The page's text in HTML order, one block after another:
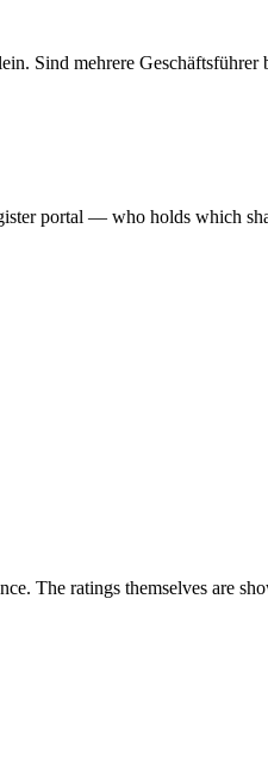
Sind mehrere
portal — who holds which
The ratings themselves are